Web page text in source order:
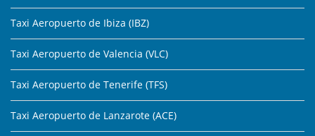
Taxi Aeropuerto de Ibiza (IBZ)
Taxi Aeropuerto de Valencia (VLC)
Taxi Aeropuerto de Tenerife (TFS)
Taxi Aeropuerto de Lanzarote (ACE)